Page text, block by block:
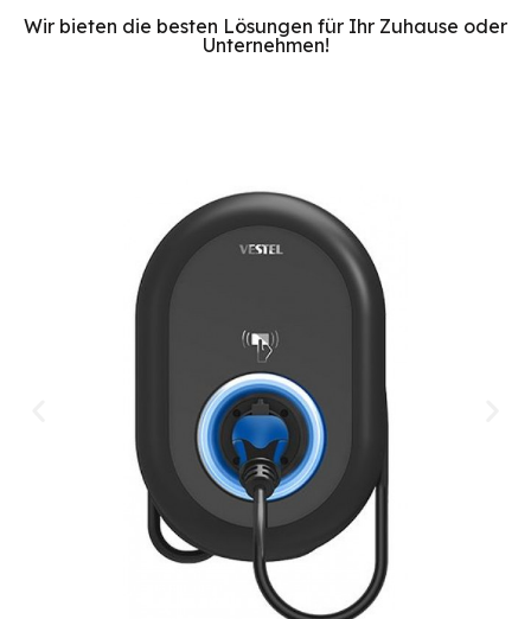
Wir bieten die besten Lösungen für Ihr Zuhause oder
Unternehmen!